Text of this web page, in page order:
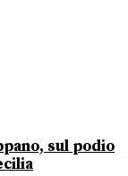
sul podio